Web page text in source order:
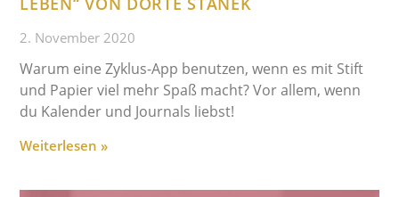
2. November 2020
Warum eine Zyklus-App benutzen, wenn es mit Stift
und Papier viel mehr Spaß macht? Vor allem, wenn
du Kalender und Journals liebst!
Weiterlesen »